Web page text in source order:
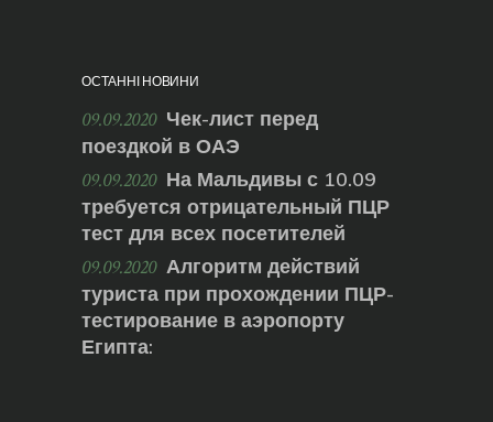
ОСТАННІ НОВИНИ
09.09.2020 Чек-лист перед
поездкой в ОАЭ
09.09.2020 На Мальдивы с 10.09
требуется отрицательный ПЦР
тест для всех посетителей
09.09.2020 Алгоритм действий
туриста при прохождении ПЦР-
тестирование в аэропорту
Египта: